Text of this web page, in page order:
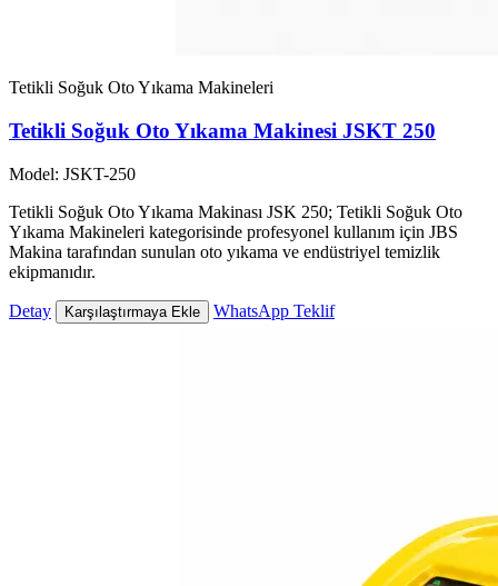
Tetikli Soğuk Oto Yıkama Makineleri
Tetikli Soğuk Oto Yıkama Makinesi JSKT 250
Model: JSKT-250
Tetikli Soğuk Oto Yıkama Makinası JSK 250; Tetikli Soğuk Oto
Yıkama Makineleri kategorisinde profesyonel kullanım için JBS
Makina tarafından sunulan oto yıkama ve endüstriyel temizlik
ekipmanıdır.
Detay Karşılaştırmaya Ekle WhatsApp Teklif